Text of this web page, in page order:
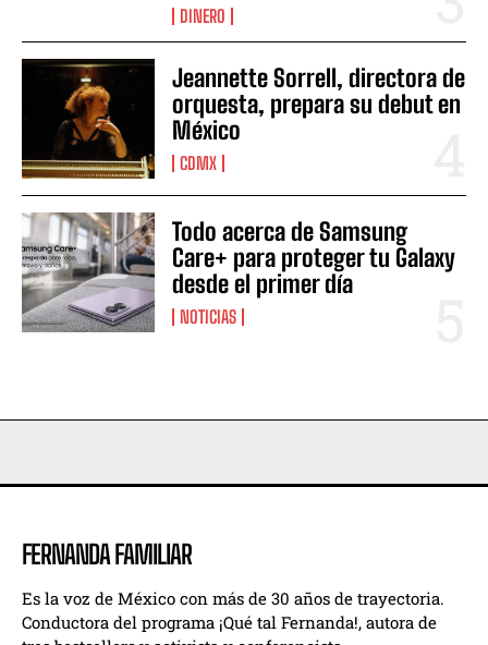
DINERO
Jeannette Sorrell, directora de
orquesta, prepara su debut en
México
CDMX
Todo acerca de Samsung
Care+ para proteger tu Galaxy
desde el primer día
NOTICIAS
FERNANDA FAMILIAR
Es la voz de México con más de 30 años de trayectoria.
Conductora del programa ¡Qué tal Fernanda!, autora de